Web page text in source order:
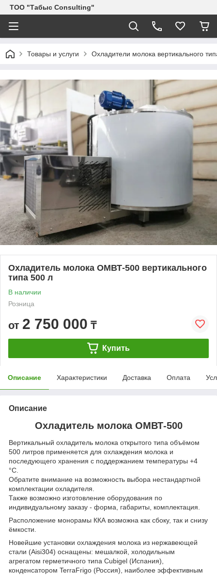
ТОО "Табыс Consulting"
Товары и услуги Охладители молока вертикального
Охладитель молока ОМВТ-500 вертикального
типа 500 л
В наличии
Розница
от 2 750 000 ₸
Купить
Описание Характеристики Доставка Оплата
Описание
Охладитель молока ОМВТ-500
Вертикальный охладитель молока открытого типа объёмом
500 литров применяется для охлаждения молока и
последующего хранения с поддержанием температуры +4
°C.
Обратите внимание на возможность выбора нестандартной
комплектации охладителя.
Также возможно изготовление оборудования по
индивидуальному заказу - форма, габариты, комплектация.
Расположение монорамы ККА возможна как сбоку, так и снизу
ёмкости.
Новейшие установки охлаждения молока из нержавеющей
стали (Aisi304) оснащены: мешалкой, холодильным
агрегатом герметичного типа Cubigel (Испания),
конденсатором TerraFrigo (Россия), наиболее эффективным